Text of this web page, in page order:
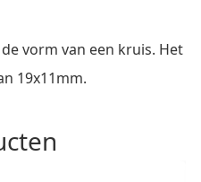
vorm van een kruis. Het
19x11mm.